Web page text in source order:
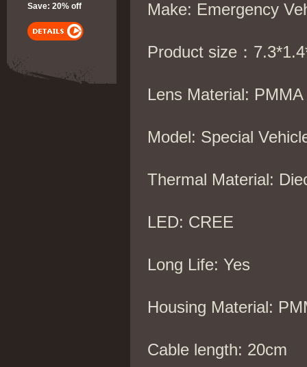
Save: 20% off Make: Emergency
Product size：
Lens Material: PMMA
Model: Special
Thermal Material:
LED: CREE
Long Life: Yes
Housing Material:
Cable length: 20cm